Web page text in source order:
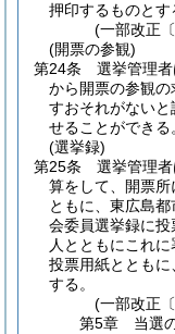
押印するものとす
(一部改正
(開票の参観)
第24条
選挙管理
から開票の参観
すおそれがない
せることができる
(選挙録)
第25条
選挙管理
算をして、開票
ともに、東広島
会委員選挙録に
人とともにこれ
投票用紙ととも
する。
(一部改正
第5章
当選